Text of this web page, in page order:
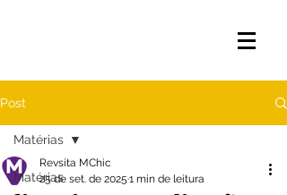
Post
Matérias
Matérias
Revsita MChic
25 de set. de 2025 1 min de leitura